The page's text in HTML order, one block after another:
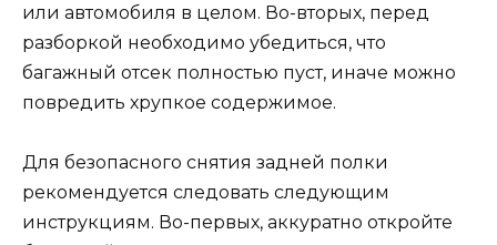
или автомобиля в целом. Во-вторых, перед
разборкой необходимо убедиться, что
багажный отсек полностью пуст, иначе можно
повредить хрупкое содержимое.
Для безопасного снятия задней полки
рекомендуется следовать следующим
инструкциям. Во-первых, аккуратно откройте